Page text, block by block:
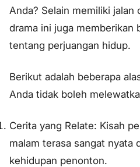
Anda? Selain memiliki jalan
drama ini juga memberikan
tentang perjuangan hidup.
Berikut adalah beberapa
Anda tidak boleh
Cerita yang Relate: Kisah
malam terasa sangat nyata
kehidupan penonton.